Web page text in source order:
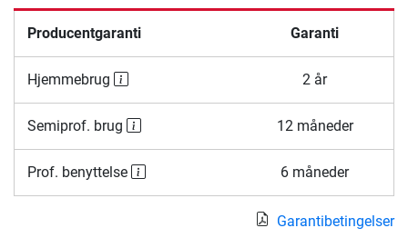
Producentgaranti Garanti
Hjemmebrug 2 år
Semiprof. brug 12 måneder
Prof. benyttelse 6 måneder
Garantibetingelser